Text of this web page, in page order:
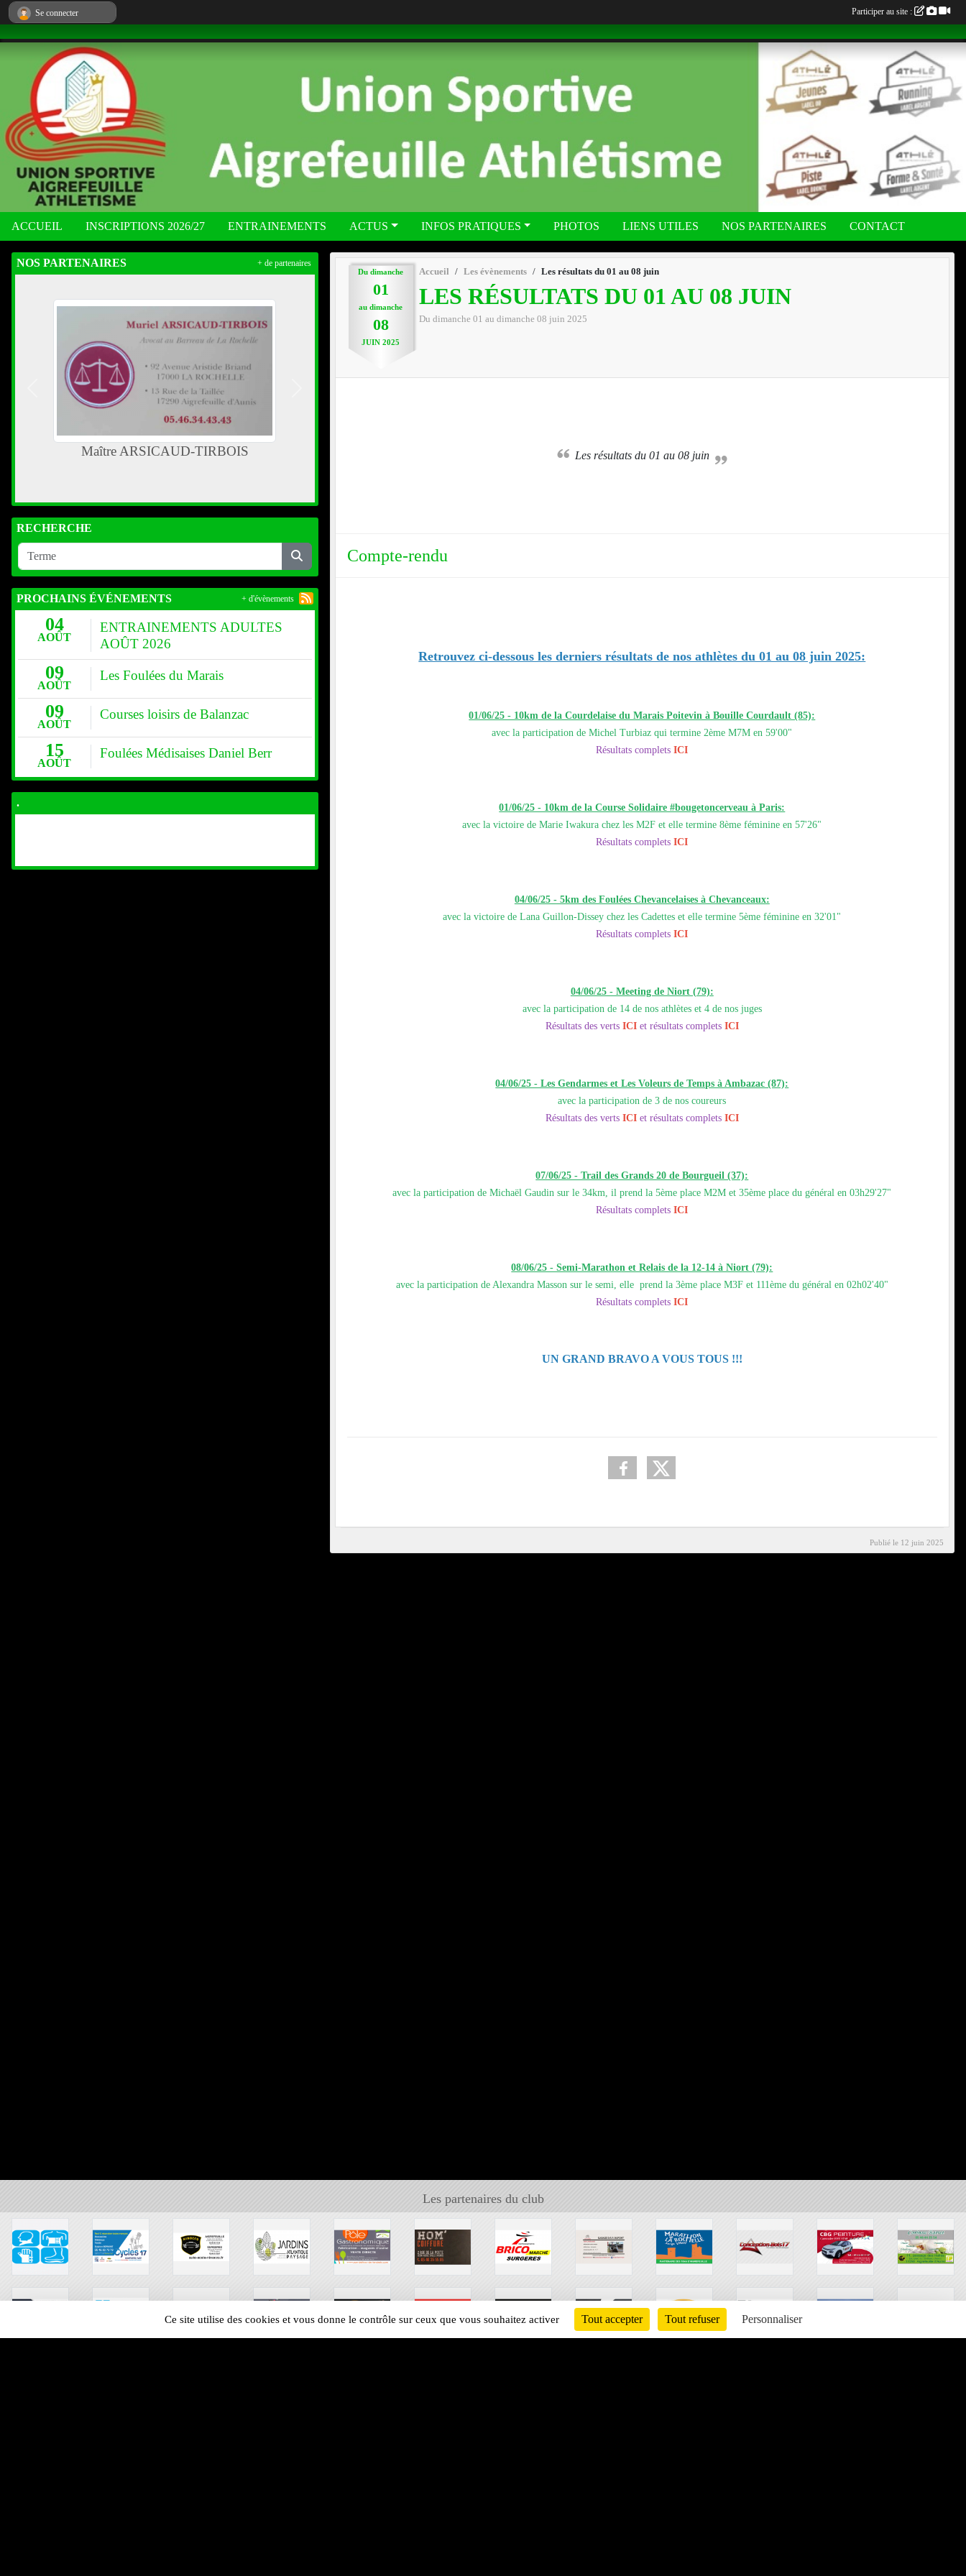
ACCUEIL INSCRIPTIONS 2026/27 ENTRAINEMENTS ACTUS INFOS PRATIQUES PHOTOS LIENS UTILES NOS PARTENAIRES CONTACT
Dudimanche
01
audimanche
08
JUIN 2025
Accueil Les évènements Les résultats du 01 au 08 juin
LES RÉSULTATS DU 01 AU 08 JUIN
Du dimanche 01 au dimanche 08 juin 2025
Les résultats du 01 au 08 juin
Compte-rendu
Retrouvez ci-dessous les derniers résultats de nos athlètes du 01 au 08 juin 2025:
01/06/25 - 10km de la Courdelaise du Marais Poitevin à Bouille Courdault (85):
avec la participation de Michel Turbiaz qui termine 2ème M7M en 59'00"
Résultats complets ICI
01/06/25 - 10km de la Course Solidaire #bougetoncerveau à Paris:
avec la victoire de Marie Iwakura chez les M2F et elle termine 8ème féminine en 57'26"
Résultats complets ICI
04/06/25 - 5km des Foulées Chevancelaises à Chevanceaux:
avec la victoire de Lana Guillon-Dissey chez les Cadettes et elle termine 5ème féminine en 32'01"
Résultats complets ICI
04/06/25 - Meeting de Niort (79):
avec la participation de 14 de nos athlètes et 4 de nos juges
Résultats des verts ICIet résultats complets ICI
04/06/25 - Les Gendarmes et Les Voleurs de Temps à Ambazac (87):
avec la participation de 3 de nos coureurs
Résultats des verts ICIet résultats complets ICI
07/06/25 - Trail des Grands 20 de Bourgueil (37):
avec la participation de Michaël Gaudin sur le 34km, il prend la 5ème place M2M et 35ème place du général en 03h29'27"
Résultats complets ICI
08/06/25 - Semi-Marathon et Relais de la 12-14 à Niort (79):
avec la participation de Alexandra Masson sur le semi, elle prend la 3ème place M3F et 111ème du général en 02h02'40"
Résultats complets ICI
UN GRAND BRAVO A VOUS TOUS !!!
Publié le 12 juin 2025
NOS PARTENAIRES
PARTENAIRE DES 10km D'AIGREFEUILLE:
Précedent
+ de partenaires
RECHERCHE
04
ENTRAINEMENTS ADULTES
AOÛT 2026
09
AOÛT
09
AOÛT
15
AOÛT
Les partenaires du club
Se connecter Participer au site :
Panneau de gestion des cookies
Ce site utilise des cookies et vous donne le contrôle sur ceux que vous souhaitez activer Tout accepter Tout refuser Personnaliser